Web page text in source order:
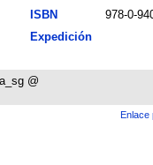
ISBN
978-0-
Expedición
@
Enlace